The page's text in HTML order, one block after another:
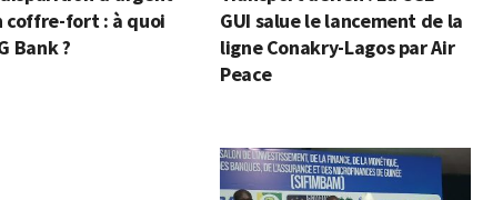
coffre-fort : à quoi
Bank ?
GUI salue le lancement de la
ligne Conakry-Lagos par Air
Peace